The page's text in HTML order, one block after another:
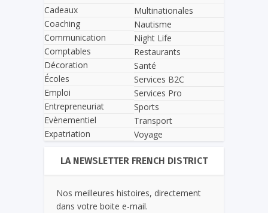
Cadeaux
Coaching
Communication
Comptables
Décoration
Écoles
Emploi
Entrepreneuriat
Evènementiel
Expatriation
Multinationales
Nautisme
Night Life
Restaurants
Santé
Services B2C
Services Pro
Sports
Transport
Voyage
LA NEWSLETTER FRENCH DISTRICT
Nos meilleures histoires, directement
dans votre boite e-mail.